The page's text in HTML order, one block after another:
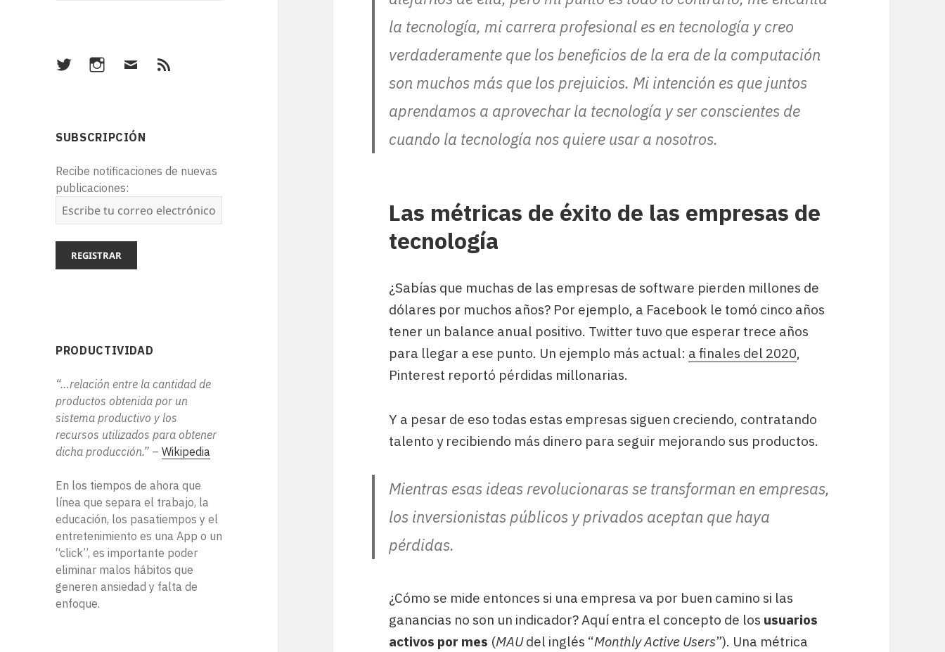
TwitterInstagramCorreoRSS
SUBSCRIPCIÓN
Recibe notificaciones de nuevas
publicaciones:
PRODUCTIVIDAD
“…relación entre la cantidad de
productos obtenida por un
sistema productivo y los
recursos utilizados para obtener
dicha producción.” –Wikipedia
En los tiempos de ahora que
línea que separa el trabajo, la
educación, los pasatiempos y el
entretenimiento es una App o un
“click”, es importante poder
eliminar malos hábitos que
generen ansiedad y falta de
enfoque.
la tecnología, mi carrera profesional es en tecnología y creo
verdaderamente que los beneficios de la era de la computación
son muchos más que los prejuicios. Mi intención es que juntos
aprendamos a aprovechar la tecnología y ser conscientes de
cuando la tecnología nos quiere usar a nosotros.
Las métricas de éxito de las empresas de
tecnología
¿Sabías que muchas de las empresas de software pierden millones de
dólares por muchos años? Por ejemplo, a Facebook le tomó cinco años
tener un balance anual positivo. Twitter tuvo que esperar trece años
para llegar a ese punto. Un ejemplo más actual: a finales del 2020,
Pinterest reportó pérdidas millonarias.
Y a pesar de eso todas estas empresas siguen creciendo, contratando
talento y recibiendo más dinero para seguir mejorando sus productos.
Mientras esas ideas revolucionaras se transforman en empresas,
los inversionistas públicos y privados aceptan que haya
pérdidas.
¿Cómo se mide entonces si una empresa va por buen camino si las
ganancias no son un indicador? Aquí entra el concepto de los usuarios
activos por mes (MAUdel inglés “Monthly Active Users”). Una métrica